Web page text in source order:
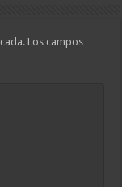
Los campos